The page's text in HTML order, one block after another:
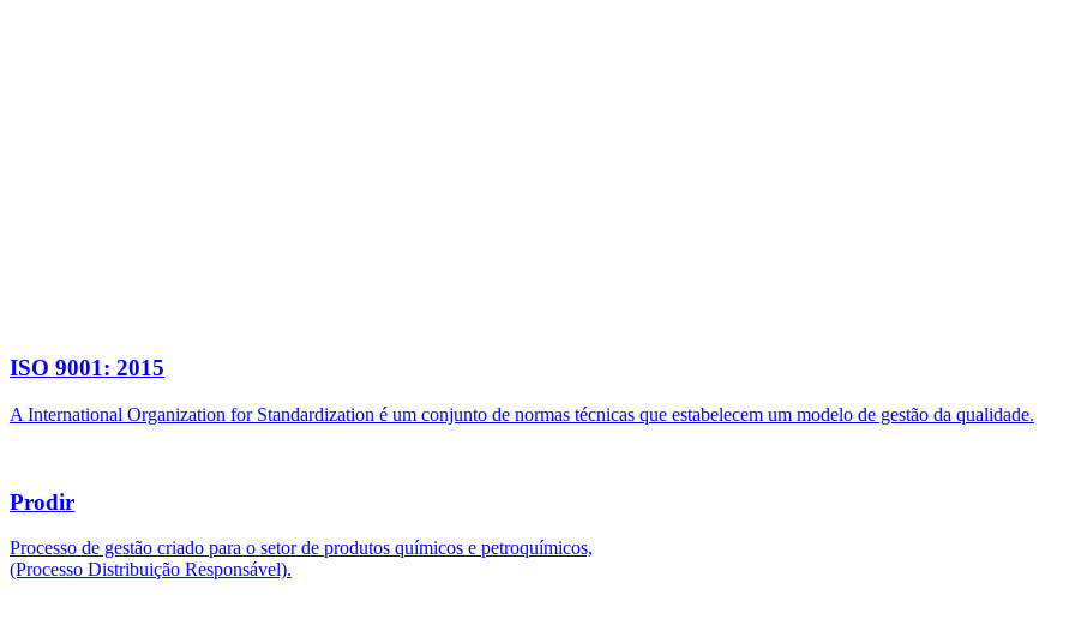
ISO 9001: 2015
A International Organization for Standardization é um conjunto de normas técnicas que estabelecem um modelo de gestão da qualidade.
Prodir
Processo de gestão criado para o setor de produtos químicos e petroquímicos,
(Processo Distribuição Responsável).